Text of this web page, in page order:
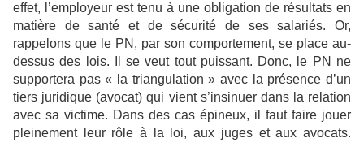
effet, l’employeur est tenu à une obligation de résultats en
matière de santé et de sécurité de ses salariés. Or,
rappelons que le PN, par son comportement, se place au-
dessus des lois. Il se veut tout puissant. Donc, le PN ne
supportera pas « la triangulation » avec la présence d’un
tiers juridique (avocat) qui vient s’insinuer dans la relation
avec sa victime. Dans des cas épineux, il faut faire jouer
pleinement leur rôle à la loi, aux juges et aux avocats.